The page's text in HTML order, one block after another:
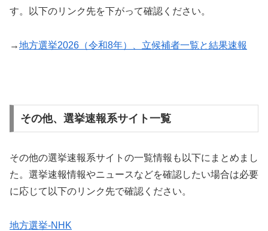
す。以下のリンク先を下がって確認ください。
→地方選挙2026（令和8年）、立候補者一覧と結果速報
その他、選挙速報系サイト一覧
その他の選挙速報系サイトの一覧情報も以下にまとめまし
た。選挙速報情報やニュースなどを確認したい場合は必要
に応じて以下のリンク先で確認ください。
地方選挙-NHK